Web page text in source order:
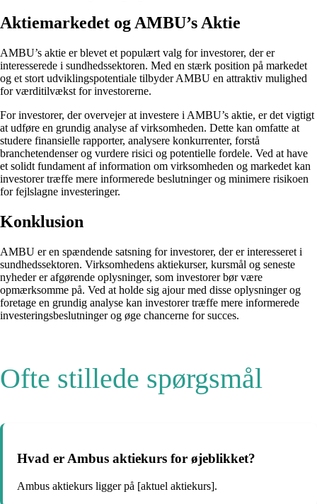
Aktiemarkedet og AMBU’s Aktie
AMBU’s aktie er blevet et populært valg for investorer, der er
interesserede i sundhedssektoren. Med en stærk position på markedet
og et stort udviklingspotentiale tilbyder AMBU en attraktiv mulighed
for værditilvækst for investorerne.
For investorer, der overvejer at investere i AMBU’s aktie, er det vigtigt
at udføre en grundig analyse af virksomheden. Dette kan omfatte at
studere finansielle rapporter, analysere konkurrenter, forstå
branchetendenser og vurdere risici og potentielle fordele. Ved at have
et solidt fundament af information om virksomheden og markedet kan
investorer træffe mere informerede beslutninger og minimere risikoen
for fejlslagne investeringer.
Konklusion
AMBU er en spændende satsning for investorer, der er interesseret i
sundhedssektoren. Virksomhedens aktiekurser, kursmål og seneste
nyheder er afgørende oplysninger, som investorer bør være
opmærksomme på. Ved at holde sig ajour med disse oplysninger og
foretage en grundig analyse kan investorer træffe mere informerede
investeringsbeslutninger og øge chancerne for succes.
Ofte stillede spørgsmål
Hvad er Ambus aktiekurs for øjeblikket?
Ambus aktiekurs ligger på [aktuel aktiekurs].